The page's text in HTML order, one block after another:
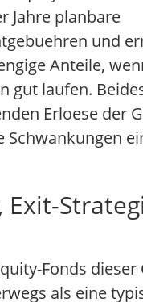
Jahre planbare
und
Anteile,
gut laufen.
Erloese der
Schwankungen
Exit-
Fonds
als eine